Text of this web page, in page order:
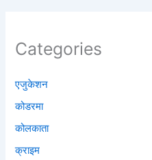
Categories
एजुकेशन
कोडरमा
कोलकाता
क्राइम